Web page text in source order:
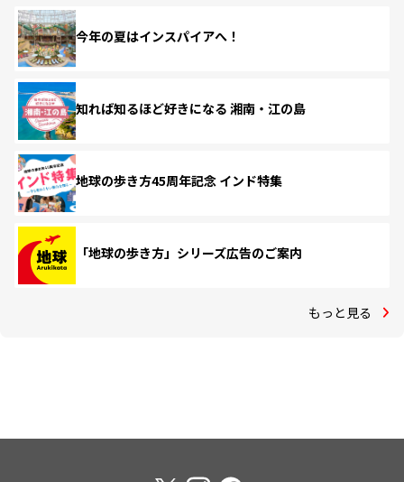
今年の夏はインスパイアへ！
知れば知るほど好きになる 湘南・江の島
地球の歩き方45周年記念 インド特集
「地球の歩き方」シリーズ広告のご案内
もっと見る